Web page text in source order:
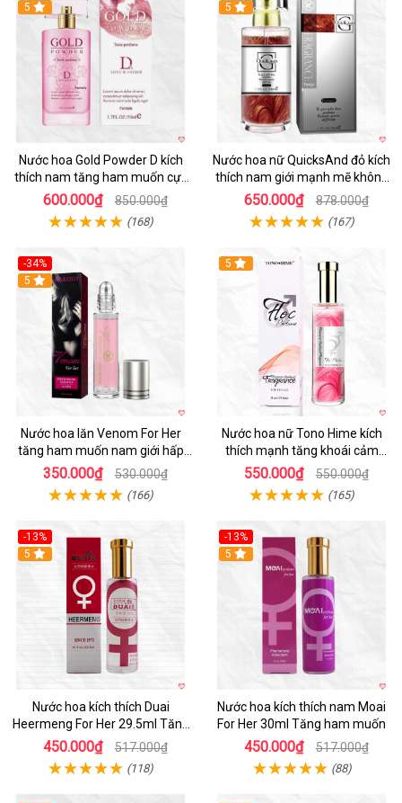
5
Nước hoa Gold Powder D kích
thích nam tăng ham muốn cực
mạnh
600.000₫ 850.000₫
(168)
5
Nước hoa nữ QuicksAnd đỏ kích
thích nam giới mạnh mẽ không
mùi
650.000₫ 878.000₫
(167)
-34%
5
Nước hoa lăn Venom For Her
tăng ham muốn nam giới hấp
dẫn
350.000₫ 530.000₫
(166)
5
Nước hoa nữ Tono Hime kích
thích mạnh tăng khoái cảm
chàng mê
550.000₫ 550.000₫
(165)
-13%
Hot
5
Nước hoa kích thích Duai
Heermeng For Her 29.5ml Tăng
hưng phấn
450.000₫ 517.000₫
(118)
-13%
Hot
5
Nước hoa kích thích nam Moai
For Her 30ml Tăng ham muốn
450.000₫ 517.000₫
(88)